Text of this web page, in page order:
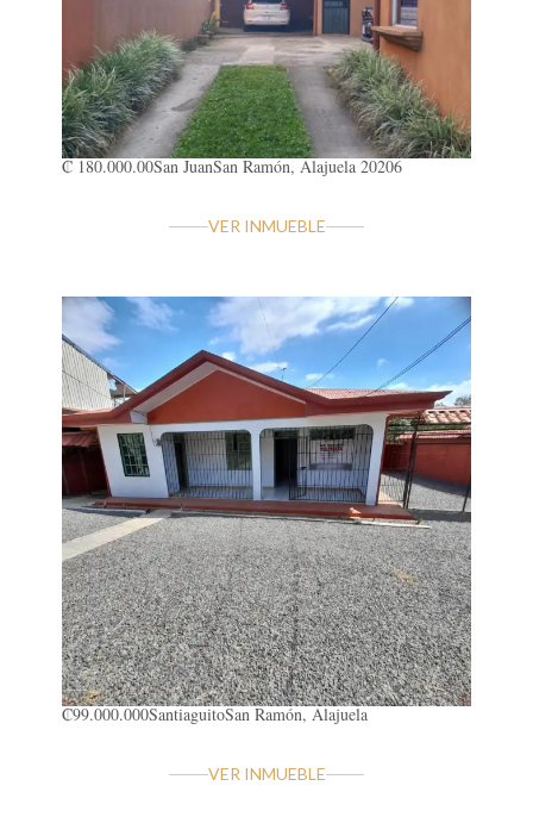
₡ 180.000.00San JuanSan Ramón, Alajuela 20206
VER INMUEBLE
₡99.000.000SantiaguitoSan Ramón, Alajuela
VER INMUEBLE